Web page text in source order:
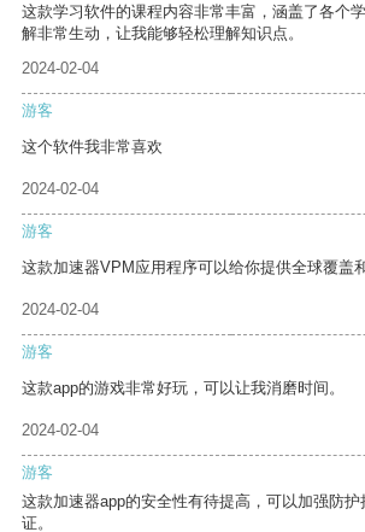
这款学习软件的课程内容非常丰富，涵盖了各个
解非常生动，让我能够轻松理解知识点。
2024-02-04
游客
这个软件我非常喜欢
2024-02-04
游客
这款加速器VPM应用程序可以给你提供全球覆盖
2024-02-04
游客
这款app的游戏非常好玩，可以让我消磨时间。
2024-02-04
游客
这款加速器app的安全性有待提高，可以加强防
证。